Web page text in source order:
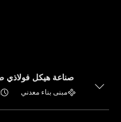
صناعة هيكل فولاذي
مبنى بناء معدني